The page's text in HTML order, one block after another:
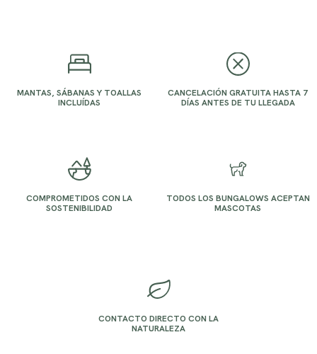
MANTAS, SÁBANAS Y TOALLAS
INCLUÍDAS
CANCELACIÓN GRATUITA HASTA 7
DÍAS ANTES DE TU LLEGADA
COMPROMETIDOS CON LA
SOSTENIBILIDAD
TODOS LOS BUNGALOWS ACEPTAN
MASCOTAS
CONTACTO DIRECTO CON LA
NATURALEZA